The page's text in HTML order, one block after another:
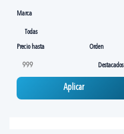
Marca
Precio hasta Orden
Aplicar